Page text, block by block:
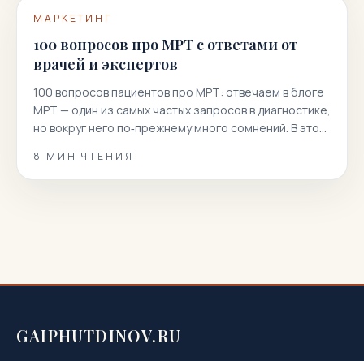
МАРКЕТИНГ
100 вопросов про МРТ с ответами от
врачей и экспертов
100 вопросов пациентов про МРТ: отвечаем в блоге
МРТ — один из самых частых запросов в диагностике,
но вокруг него по‑прежнему много сомнений. В этой
пациентов и даем короткие, точные и полезные
ответы. Вы узнаете, как подготовиться к
8 МИН ЧТЕНИЯ
GAIPHUTDINOV.RU